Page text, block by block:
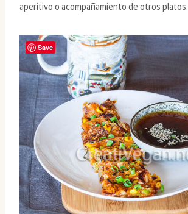
aperitivo o acompañamiento de otros platos.
Save